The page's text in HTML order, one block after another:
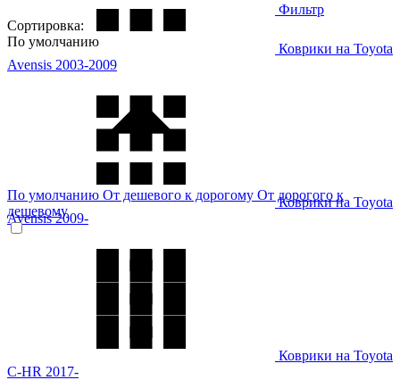
Коврики на Toyota
Avensis 2003-2009
Коврики на Toyota
Avensis 2009-
Коврики на Toyota
C-HR 2017-
Фильтр
Сортировка:
По умолчанию
По умолчанию От дешевого к дорогому От дорогого к
дешевому